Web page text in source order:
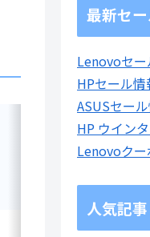
cTDP(W)
最新セ
Lenovoセ
HPセール
ASUSセー
HP ウイン
Lenovoク
人気記事